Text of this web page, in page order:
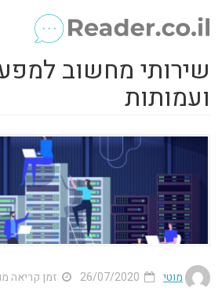
שירותי מחשוב
ועמותות
מוטי זמן קריאה